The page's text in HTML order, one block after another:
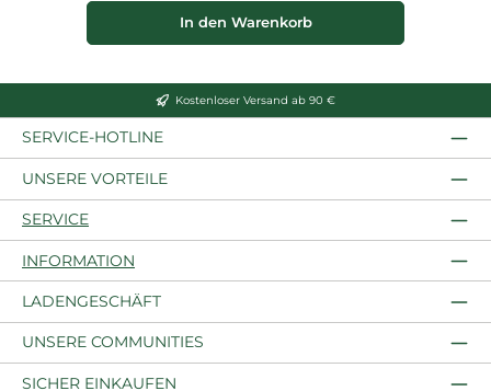
In den Warenkorb
Kostenloser Versand ab 90 €
SERVICE-HOTLINE
UNSERE VORTEILE
SERVICE
INFORMATION
LADENGESCHÄFT
UNSERE COMMUNITIES
SICHER EINKAUFEN